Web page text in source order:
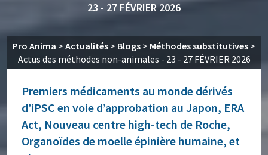
23 - 27 FÉVRIER 2026
Pro Anima > Actualités > Blogs > Méthodes substitutives >
Actus des méthodes non-animales - 23 - 27 FÉVRIER 2026
Premiers médicaments au monde dérivés
d’iPSC en voie d’approbation au Japon, ERA
Act, Nouveau centre high-tech de Roche,
Organoïdes de moelle épinière humaine, et